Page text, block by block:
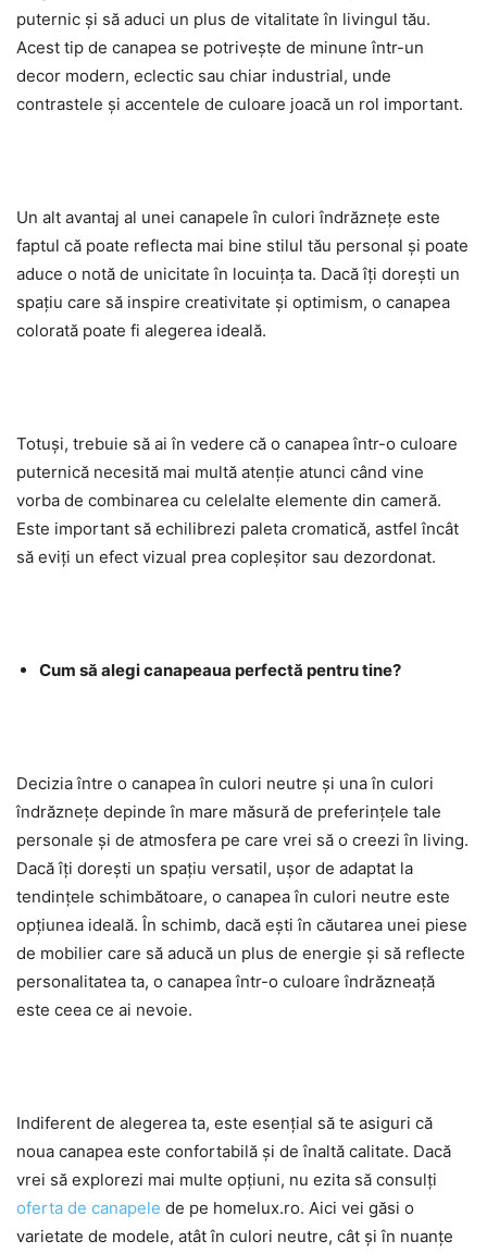
puternic și să aduci un plus de vitalitate în livingul tău.
Acest tip de canapea se potrivește de minune într-un
decor modern, eclectic sau chiar industrial, unde
contrastele și accentele de culoare joacă un rol important.
Un alt avantaj al unei canapele în culori îndrăznețe este
faptul că poate reflecta mai bine stilul tău personal și poate
aduce o notă de unicitate în locuința ta. Dacă îți dorești un
spațiu care să inspire creativitate și optimism, o canapea
colorată poate fi alegerea ideală.
Totuși, trebuie să ai în vedere că o canapea într-o culoare
puternică necesită mai multă atenție atunci când vine
vorba de combinarea cu celelalte elemente din cameră.
Este important să echilibrezi paleta cromatică, astfel încât
să eviți un efect vizual prea copleșitor sau dezordonat.
Cum să alegi canapeaua perfectă pentru tine?
Decizia între o canapea în culori neutre și una în culori
îndrăznețe depinde în mare măsură de preferințele tale
personale și de atmosfera pe care vrei să o creezi în living.
Dacă îți dorești un spațiu versatil, ușor de adaptat la
tendințele schimbătoare, o canapea în culori neutre este
opțiunea ideală. În schimb, dacă ești în căutarea unei piese
de mobilier care să aducă un plus de energie și să reflecte
personalitatea ta, o canapea într-o culoare îndrăzneață
este ceea ce ai nevoie.
Indiferent de alegerea ta, este esențial să te asiguri că
noua canapea este confortabilă și de înaltă calitate. Dacă
vrei să explorezi mai multe opțiuni, nu ezita să consulți
oferta de canapele de pe homelux.ro. Aici vei găsi o
varietate de modele, atât în culori neutre, cât și în nuanțe